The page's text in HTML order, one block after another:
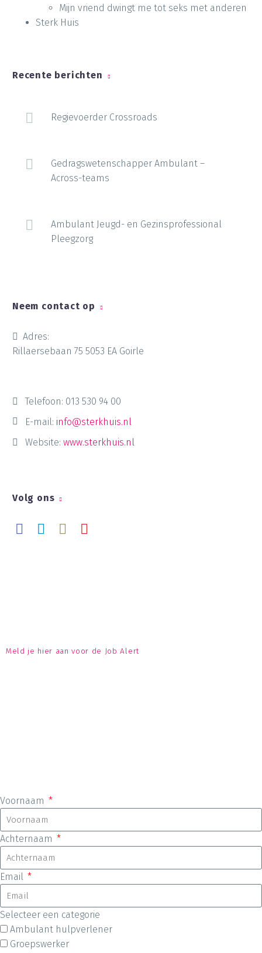
Mijn vriend dwingt me tot seks met anderen
Sterk Huis
Recente berichten
Regievoerder Crossroads
Gedragswetenschapper Ambulant –
Across-teams
Ambulant Jeugd- en Gezinsprofessional
Pleegzorg
Neem contact op
Adres:
Rillaersebaan 75 5053 EA Goirle
Telefoon: 013 530 94 00
E-mail: info@sterkhuis.nl
Website: www.sterkhuis.nl
Volg ons
Meld je hier aan voor de Job Alert
Voornaam
Achternaam
Email
Selecteer een categorie
Ambulant hulpverlener
Groepswerker